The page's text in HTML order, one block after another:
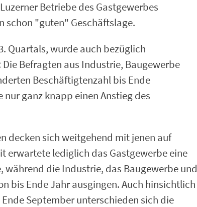
Betriebe des Gastgewerbes
schon "guten" Geschäftslage.
Quartals, wurde auch bezüglich
Befragten aus Industrie, Baugewerbe
Beschäftigtenzahl bis Ende
ganz knapp einen Anstieg des
decken sich weitgehend mit jenen auf
erwartete lediglich das Gastgewerbe eine
während die Industrie, das Baugewerbe und
bis Ende Jahr ausgingen. Auch hinsichtlich
September unterschieden sich die